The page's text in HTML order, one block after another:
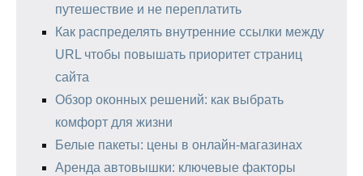
путешествие и не переплатить
Как распределять внутренние ссылки между
URL чтобы повышать приоритет страниц
сайта
Обзор оконных решений: как выбрать
комфорт для жизни
Белые пакеты: цены в онлайн-магазинах
Аренда автовышки: ключевые факторы